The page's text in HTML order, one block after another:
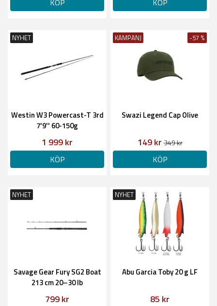
KÖP KÖP
NYHET
Westin W3 Powercast-T 3rd
7'9'' 60-150g
1 999 kr
KÖP
KAMPANJ -57 %
Swazi Legend Cap Olive
149 kr349 kr
KÖP
NYHET
Savage Gear Fury SG2 Boat
213 cm 20–30 lb
799 kr
NYHET
Abu Garcia Toby 20 g LF
85 kr